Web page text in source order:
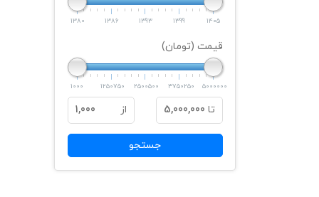
1380 1386 1393 1399 1405
قیمت (تومان)
1000 1250750 2500500 3750250 5000000
تا 5,000,000 از 1,000
جستجو